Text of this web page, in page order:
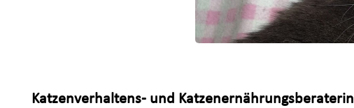
Katzenverhaltens- und Katzenernährungsberaterin